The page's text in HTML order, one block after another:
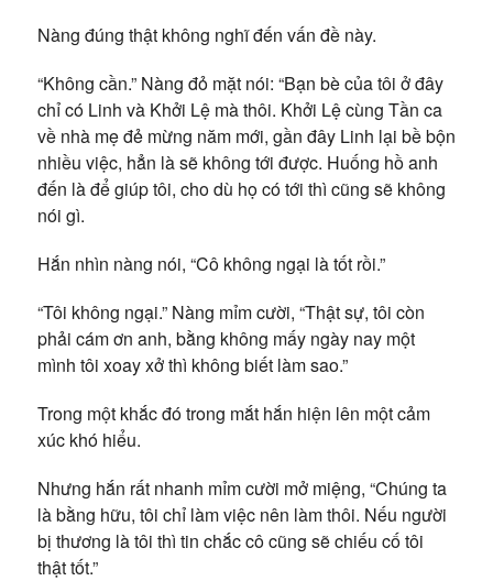
Nàng đúng thật không nghĩ đến vấn đề này.
“Không cần.” Nàng đỏ mặt nói: “Bạn bè của tôi ở đây
chỉ có Linh và Khởi Lệ mà thôi. Khởi Lệ cùng Tần ca
về nhà mẹ đẻ mừng năm mới, gần đây Linh lại bề bộn
nhiều việc, hẳn là sẽ không tới được. Huống hồ anh
đến là để giúp tôi, cho dù họ có tới thì cũng sẽ không
nói gì.
Hắn nhìn nàng nói, “Cô không ngại là tốt rồi.”
“Tôi không ngại.” Nàng mỉm cười, “Thật sự, tôi còn
phải cám ơn anh, bằng không mấy ngày nay một
mình tôi xoay xở thì không biết làm sao.”
Trong một khắc đó trong mắt hắn hiện lên một cảm
xúc khó hiểu.
Nhưng hắn rất nhanh mỉm cười mở miệng, “Chúng ta
là bằng hữu, tôi chỉ làm việc nên làm thôi. Nếu người
bị thương là tôi thì tin chắc cô cũng sẽ chiếu cố tôi
thật tốt.”